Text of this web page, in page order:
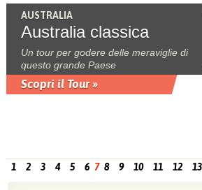
AUSTRALIA
Australia classica
Un tour per godere delle meraviglie di
questo grande Paese
Scopri il Tour »
1 2 3 4 5 6 7 8 9 10 11 12 13